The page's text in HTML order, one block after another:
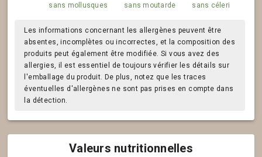
sans mollusques sans moutarde sans céleri
Les informations concernant les allergènes peuvent être
absentes, incomplètes ou incorrectes, et la composition des
produits peut également être modifiée. Si vous avez des
allergies, il est essentiel de toujours vérifier les détails sur
l'emballage du produit. De plus, notez que les traces
éventuelles d'allergènes ne sont pas prises en compte dans
la détection.
Valeurs nutritionnelles